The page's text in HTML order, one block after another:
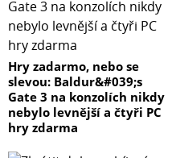
Hry zadarmo, nebo se
slevou: Baldur&#039;s
Gate 3 na konzolích nikdy
nebylo levnější a čtyři PC
hry zdarma